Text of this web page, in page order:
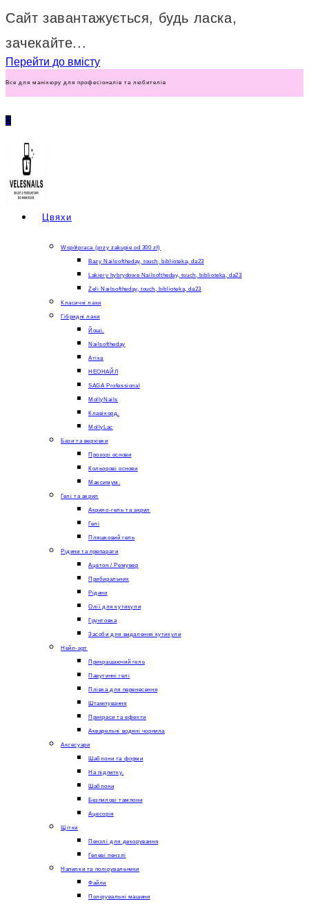
Сайт завантажується, будь ласка,
зачекайте...
Перейти до вмісту
Все для манікюру для професіоналів та любителів
0
Цвяхи
Współpraca (przy zakupie od 300 zł)
Bazy Nailsoftheday, touch, biblioteka, da23
Lakiery hybrydowe Nailsoftheday, touch, biblioteka, da23
Żeli Nailsoftheday, touch, biblioteka, da23
Класичні лаки
Гібридні лаки
Йоші.
Nailsoftheday
Атіка
НЕОНАЙЛ
SAGA Professional
MollyNails
Клавікорд.
MollyLac
Бази та верхівки
Прозорі основи
Кольорові основи
Максимум.
Гелі та акрил
Акрило-гель та акрил
Гелі
Пляшковий гель
Рідини та препарати
Ацетон / Ремувер
Прибиральник
Рідини
Олії для кутикули
Грунтовка
Засоби для видалення кутикули
Нейл-арт
Прикрашаючий гель
Павутинні гелі
Плівка для перенесення
Штампування
Прикраси та ефекти
Акварельні водяні чорнила
Аксесуари
Шаблони та форми
На підпитку.
Шаблони
Безпилові тампони
Ацесорія
Щітки
Пензлі для декорування
Гелеві пензлі
Напилки та полірувальники
Файли
Полірувальні машини